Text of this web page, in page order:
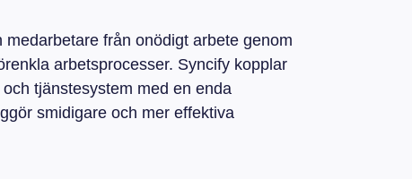
medarbetare från onödigt arbete genom
arbetsprocesser. Syncify kopplar
tjänstesystem med en enda
smidigare och mer effektiva